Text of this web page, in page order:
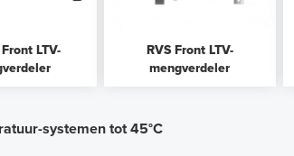
LTV-
RVS Front LTV-
mengverdeler
systemen tot 45°C